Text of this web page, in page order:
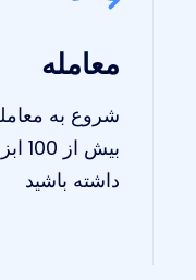
معامله
شروع به
بیش
داشته باشید